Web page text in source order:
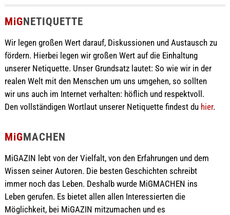
MiGNETIQUETTE
Wir legen großen Wert darauf, Diskussionen und Austausch zu
fördern. Hierbei legen wir großen Wert auf die Einhaltung
unserer Netiquette. Unser Grundsatz lautet: So wie wir in der
realen Welt mit den Menschen um uns umgehen, so sollten
wir uns auch im Internet verhalten: höflich und respektvoll.
Den vollständigen Wortlaut unserer Netiquette findest du hier.
MiGMACHEN
MiGAZIN lebt von der Vielfalt, von den Erfahrungen und dem
Wissen seiner Autoren. Die besten Geschichten schreibt
immer noch das Leben. Deshalb wurde MiGMACHEN ins
Leben gerufen. Es bietet allen allen Interessierten die
Möglichkeit, bei MiGAZIN mitzumachen und es